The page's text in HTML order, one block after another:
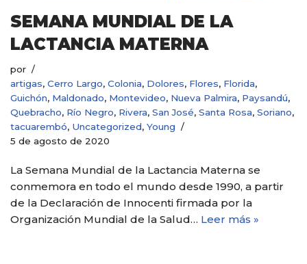
SEMANA MUNDIAL DE LA
LACTANCIA MATERNA
por
artigas, Cerro Largo, Colonia, Dolores, Flores, Florida,
Guichón, Maldonado, Montevideo, Nueva Palmira, Paysandú,
Quebracho, Río Negro, Rivera, San José, Santa Rosa, Soriano,
tacuarembó, Uncategorized, Young
5 de agosto de 2020
La Semana Mundial de la Lactancia Materna se
conmemora en todo el mundo desde 1990, a partir
de la Declaración de Innocenti firmada por la
Organización Mundial de la Salud… Leer más »